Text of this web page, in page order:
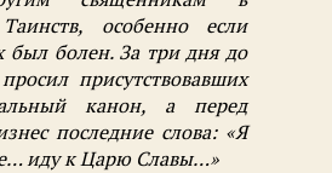
особенно если
был болен. За три дня до
присутствовавших
канон, а перед
последние слова: «Я
иду к Царю Славы…»